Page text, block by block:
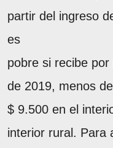
partir del ingreso
es
pobre si recibe
de 2019, menos
$ 9.500 en el
interior rural. Para